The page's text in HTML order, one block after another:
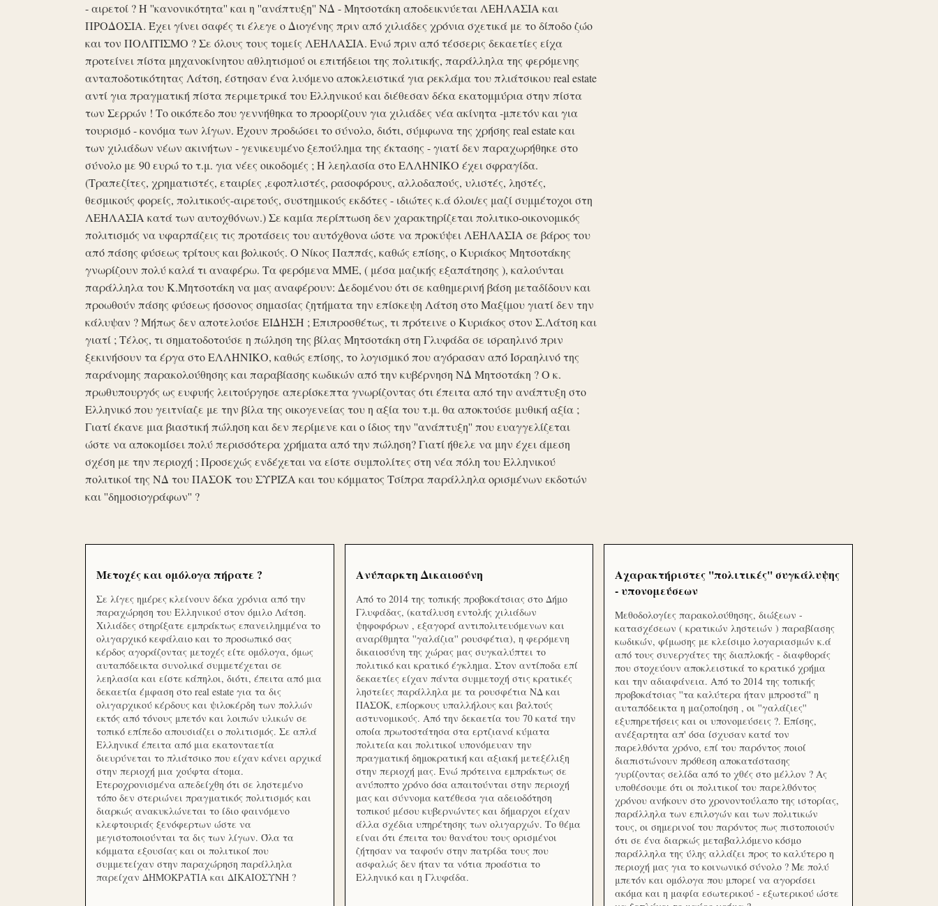
- αιρετοί ? Η ''κανονικότητα'' και η ''ανάπτυξη'' ΝΔ - Μητσοτάκη αποδεικνύεται ΛΕΗΛΑΣΙΑ και
ΠΡΟΔΟΣΙΑ. Έχει γίνει σαφές τι έλεγε ο Διογένης πριν από χιλιάδες χρόνια σχετικά με το δίποδο ζώο
και τον ΠΟΛΙΤΙΣΜΟ ? Σε όλους τους τομείς ΛΕΗΛΑΣΙΑ. Ενώ πριν από τέσσερις δεκαετίες είχα
προτείνει πίστα μηχανοκίνητου αθλητισμού οι επιτήδειοι της πολιτικής, παράλληλα της φερόμενης
ανταποδοτικότητας Λάτση, έστησαν ένα λυόμενο αποκλειστικά για ρεκλάμα του πλιάτσικου real estate
αντί για πραγματική πίστα περιμετρικά του Ελληνικού και διέθεσαν δέκα εκατομμύρια στην πίστα
των Σερρών ! Το οικόπεδο που γεννήθηκα το προορίζουν για χιλιάδες νέα ακίνητα -μπετόν και για
τουρισμό - κονόμα των λίγων. Έχουν προδώσει το σύνολο, διότι, σύμφωνα της χρήσης real estate και
των χιλιάδων νέων ακινήτων - γενικευμένο ξεπούλημα της έκτασης - γιατί δεν παραχωρήθηκε στο
σύνολο με 90 ευρώ το τ.μ. για νέες οικοδομές ; Η λεηλασία στο ΕΛΛΗΝΙΚΟ έχει σφραγίδα.
(Τραπεζίτες, χρηματιστές, εταιρίες ,εφοπλιστές, ρασοφόρους, αλλοδαπούς, υλιστές, ληστές,
θεσμικούς φορείς, πολιτικούς-αιρετούς, συστημικούς εκδότες - ιδιώτες κ.ά όλοι/ες μαζί συμμέτοχοι στη
ΛΕΗΛΑΣΙΑ κατά των αυτοχθόνων.) Σε καμία περίπτωση δεν χαρακτηρίζεται πολιτικο-οικονομικός
πολιτισμός να υφαρπάζεις τις προτάσεις του αυτόχθονα ώστε να προκύψει ΛΕΗΛΑΣΙΑ σε βάρος του
από πάσης φύσεως τρίτους και βολικούς. Ο Νίκος Παππάς, καθώς επίσης, ο Κυριάκος Μητσοτάκης
γνωρίζουν πολύ καλά τι αναφέρω. Τα φερόμενα ΜΜΕ, ( μέσα μαζικής εξαπάτησης ), καλούνται
παράλληλα του Κ.Μητσοτάκη να μας αναφέρουν: Δεδομένου ότι σε καθημερινή βάση μεταδίδουν και
προωθούν πάσης φύσεως ήσσονος σημασίας ζητήματα την επίσκεψη Λάτση στο Μαξίμου γιατί δεν την
κάλυψαν ? Μήπως δεν αποτελούσε ΕΙΔΗΣΗ ; Επιπροσθέτως, τι πρότεινε ο Κυριάκος στον Σ.Λάτση και
γιατί ; Τέλος, τι σηματοδοτούσε η πώληση της βίλας Μητσοτάκη στη Γλυφάδα σε ισραηλινό πριν
ξεκινήσουν τα έργα στο ΕΛΛΗΝΙΚΟ, καθώς επίσης, το λογισμικό που αγόρασαν από Ισραηλινό της
παράνομης παρακολούθησης και παραβίασης κωδικών από την κυβέρνηση ΝΔ Μητσοτάκη ? Ο κ.
πρωθυπουργός ως ευφυής λειτούργησε απερίσκεπτα γνωρίζοντας ότι έπειτα από την ανάπτυξη στο
Ελληνικό που γειτνίαζε με την βίλα της οικογενείας του η αξία του τ.μ. θα αποκτούσε μυθική αξία ;
Γιατί έκανε μια βιαστική πώληση και δεν περίμενε και ο ίδιος την ''ανάπτυξη'' που ευαγγελίζεται
ώστε να αποκομίσει πολύ περισσότερα χρήματα από την πώληση? Γιατί ήθελε να μην έχει άμεση
σχέση με την περιοχή ; Προσεχώς ενδέχεται να είστε συμπολίτες στη νέα πόλη του Ελληνικού
πολιτικοί της ΝΔ του ΠΑΣΟΚ του ΣΥΡΙΖΑ και του κόμματος Τσίπρα παράλληλα ορισμένων εκδοτών
και ''δημοσιογράφων'' ?
Μετοχές και ομόλογα πήρατε ?
Σε λίγες ημέρες κλείνουν δέκα χρόνια από την
παραχώρηση του Ελληνικού στον όμιλο Λάτση.
Χιλιάδες στηρίξατε εμπράκτως επανειλημμένα το
ολιγαρχικό κεφάλαιο και το προσωπικό σας
κέρδος αγοράζοντας μετοχές είτε ομόλογα, όμως
αυταπόδεικτα συνολικά συμμετέχεται σε
λεηλασία και είστε κάπηλοι, διότι, έπειτα από μια
δεκαετία έμφαση στο real estate για τα δις
ολιγαρχικού κέρδους και ψιλοκέρδη των πολλών
εκτός από τόνους μπετόν και λοιπών υλικών σε
τοπικό επίπεδο απουσιάζει ο πολιτισμός. Σε απλά
Ελληνικά έπειτα από μια εκατονταετία
διευρύνεται το πλιάτσικο που είχαν κάνει αρχικά
στην περιοχή μια χούφτα άτομα.
Ετεροχρονισμένα απεδείχθη ότι σε ληστεμένο
τόπο δεν στεριώνει πραγματικός πολιτισμός και
διαρκώς ανακυκλώνεται το ίδιο φαινόμενο
κλεφτουριάς ξενόφερτων ώστε να
μεγιστοποιούνται τα δις των λίγων. Όλα τα
κόμματα εξουσίας και οι πολιτικοί που
συμμετείχαν στην παραχώρηση παράλληλα
παρείχαν ΔΗΜΟΚΡΑΤΙΑ και ΔΙΚΑΙΟΣΥΝΗ ?
Ανύπαρκτη Δικαιοσύνη
Από το 2014 της τοπικής προβοκάτσιας στο Δήμο
Γλυφάδας, (κατάλυση εντολής χιλιάδων
ψηφοφόρων , εξαγορά αντιπολιτευόμενων και
αναρίθμητα ''γαλάζια'' ρουσφέτια), η φερόμενη
δικαιοσύνη της χώρας μας συγκαλύπτει το
πολιτικό και κρατικό έγκλημα. Στον αντίποδα επί
δεκαετίες είχαν πάντα συμμετοχή στις κρατικές
ληστείες παράλληλα με τα ρουσφέτια ΝΔ και
ΠΑΣΟΚ, επίορκους υπαλλήλους και βαλτούς
αστυνομικούς. Από την δεκαετία του 70 κατά την
οποία πρωτοστάτησα στα ερτζιανά κύματα
πολιτεία και πολιτικοί υπονόμευαν την
πραγματική δημοκρατική και αξιακή μετεξέλιξη
στην περιοχή μας. Ενώ πρότεινα εμπράκτως σε
ανύποπτο χρόνο όσα απαιτούνται στην περιοχή
μας και σύννομα κατέθεσα για αδειοδότηση
τοπικού μέσου κυβερνώντες και δήμαρχοι είχαν
άλλα σχέδια υπηρέτησης των ολιγαρχών. Το θέμα
είναι ότι έπειτα του θανάτου τους ορισμένοι
ζήτησαν να ταφούν στην πατρίδα τους που
ασφαλώς δεν ήταν τα νότια προάστια το
Ελληνικό και η Γλυφάδα.
Αχαρακτήριστες ''πολιτικές'' συγκάλυψης
- υπονομεύσεων
Μεθοδολογίες παρακολούθησης, διώξεων -
κατασχέσεων ( κρατικών ληστειών ) παραβίασης
κωδικών, φίμωσης με κλείσιμο λογαριασμών κ.ά
από τους συνεργάτες της διαπλοκής - διαφθοράς
που στοχεύουν αποκλειστικά το κρατικό χρήμα
και την αδιαφάνεια. Από το 2014 της τοπικής
προβοκάτσιας ''τα καλύτερα ήταν μπροστά'' η
αυταπόδεικτα η μαζοποίηση , οι ''γαλάζιες''
εξυπηρετήσεις και οι υπονομεύσεις ?. Επίσης,
ανέξαρτητα απ' όσα ίσχυσαν κατά τον
παρελθόντα χρόνο, επί του παρόντος ποιοί
διαπιστώνουν πρόθεση αποκατάστασης
γυρίζοντας σελίδα από το χθές στο μέλλον ? Ας
υποθέσουμε ότι οι πολιτικοί του παρελθόντος
χρόνου ανήκουν στο χρονοντούλαπο της ιστορίας,
παράλληλα των επιλογών και των πολιτικών
τους, οι σημερινοί του παρόντος πως πιστοποιούν
ότι σε ένα διαρκώς μεταβαλλόμενο κόσμο
παράλληλα της ύλης αλλάζει προς το καλύτερο η
περιοχή μας για το κοινωνικό σύνολο ? Με πολύ
μπετόν και ομόλογα που μπορεί να αγοράσει
ακόμα και η μαφία εσωτερικού - εξωτερικού ώστε